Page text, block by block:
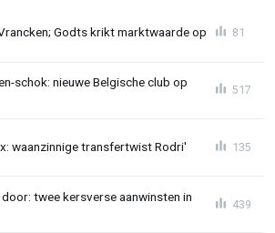
Godts krikt marktwaarde op 81
schok: nieuwe Belgische club op
517
waanzinnige transfertwist Rodri' 135
twee kersverse aanwinsten in
439